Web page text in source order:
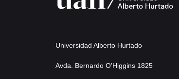
Universidad Alberto Hurtado
Avda. Bernardo O’Higgins 1825